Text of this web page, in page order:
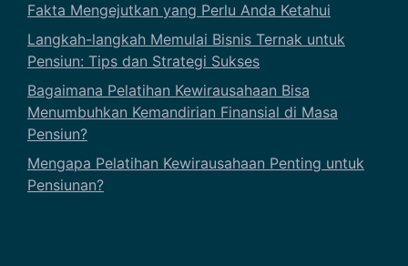
Fakta Mengejutkan yang Perlu Anda Ketahui
Langkah-langkah Memulai Bisnis Ternak untuk
Pensiun: Tips dan Strategi Sukses
Bagaimana Pelatihan Kewirausahaan Bisa
Menumbuhkan Kemandirian Finansial di Masa
Pensiun?
Mengapa Pelatihan Kewirausahaan Penting untuk
Pensiunan?